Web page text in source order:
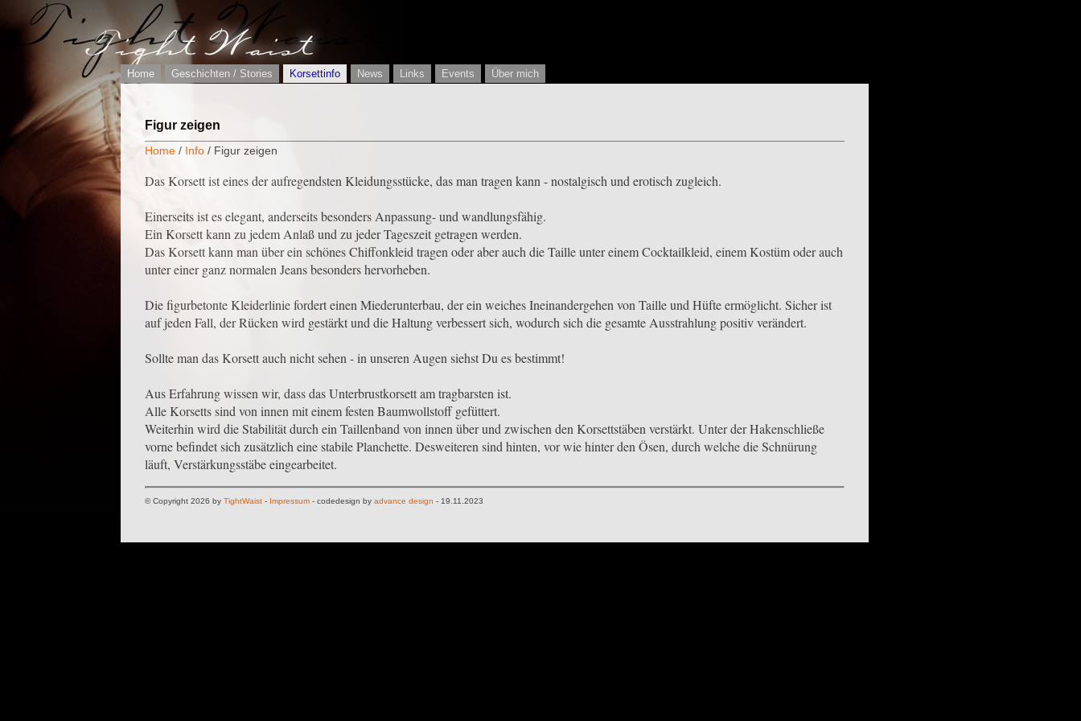
Home Geschichten / Stories Korsettinfo News Links Events Über mich
Figur zeigen
Home / Info / Figur zeigen
Das Korsett ist eines der aufregendsten Kleidungsstücke, das man tragen kann - nostalgisch und erotisch zugleich.
Einerseits ist es elegant, anderseits besonders Anpassung- und wandlungsfähig.
Ein Korsett kann zu jedem Anlaß und zu jeder Tageszeit getragen werden.
Das Korsett kann man über ein schönes Chiffonkleid tragen oder aber auch die Taille unter einem Cocktailkleid, einem Kostüm oder auch
unter einer ganz normalen Jeans besonders hervorheben.
Die figurbetonte Kleiderlinie fordert einen Miederunterbau, der ein weiches Ineinandergehen von Taille und Hüfte ermöglicht. Sicher ist
auf jeden Fall, der Rücken wird gestärkt und die Haltung verbessert sich, wodurch sich die gesamte Ausstrahlung positiv verändert.
Sollte man das Korsett auch nicht sehen - in unseren Augen siehst Du es bestimmt!
Aus Erfahrung wissen wir, dass das Unterbrustkorsett am tragbarsten ist.
Alle Korsetts sind von innen mit einem festen Baumwollstoff gefüttert.
Weiterhin wird die Stabilität durch ein Taillenband von innen über und zwischen den Korsettstäben verstärkt. Unter der Hakenschließe
vorne befindet sich zusätzlich eine stabile Planchette. Desweiteren sind hinten, vor wie hinter den Ösen, durch welche die Schnürung
läuft, Verstärkungsstäbe eingearbeitet.
© Copyright 2026 by TightWaist - Impressum - codedesign by advance design - 19.11.2023